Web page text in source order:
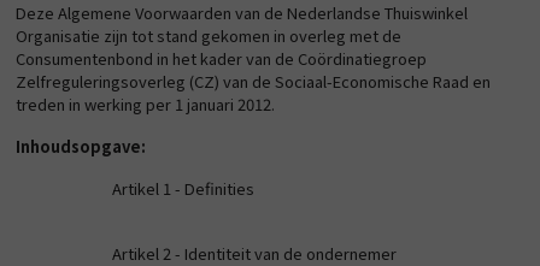
Deze Algemene Voorwaarden van de Nederlandse Thuiswinkel
Organisatie zijn tot stand gekomen in overleg met de
Consumentenbond in het kader van de Coördinatiegroep
Zelfreguleringsoverleg (CZ) van de Sociaal-Economische Raad en
treden in werking per 1 januari 2012.
Inhoudsopgave:
Artikel 1 - Definities
Artikel 2 - Identiteit van de ondernemer